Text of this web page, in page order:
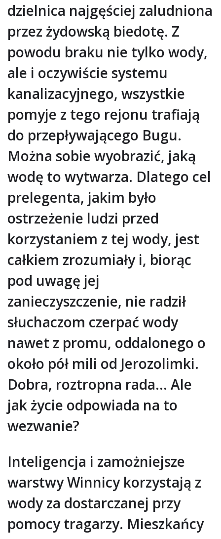
dzielnica najgęściej zaludniona
przez żydowską biedotę. Z
powodu braku nie tylko wody,
ale i oczywiście systemu
kanalizacyjnego, wszystkie
pomyje z tego rejonu trafiają
do przepływającego Bugu.
Można sobie wyobrazić, jaką
wodę to wytwarza. Dlatego cel
prelegenta, jakim było
ostrzeżenie ludzi przed
korzystaniem z tej wody, jest
całkiem zrozumiały i, biorąc
pod uwagę jej
zanieczyszczenie, nie radził
słuchaczom czerpać wody
nawet z promu, oddalonego o
około pół mili od Jerozolimki.
Dobra, roztropna rada… Ale
jak życie odpowiada na to
wezwanie?
Inteligencja i zamożniejsze
warstwy Winnicy korzystają z
wody za dostarczanej przy
pomocy tragarzy. Mieszkańcy